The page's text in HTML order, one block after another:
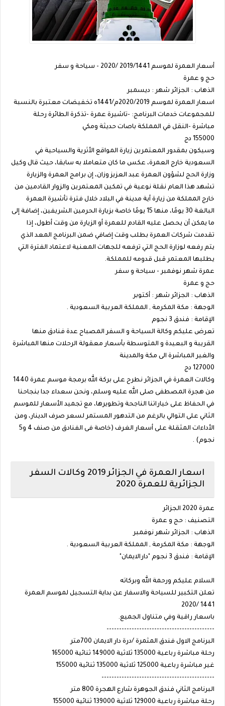
أسعار العمرة لموسم 2019/1441 /2020 - سياحة و سفر
حج و عمرة
الذهاب : الجزائر شهر : ديسمبر
اسعار العمرة لموسم 2020/2019م/1441ه تخفيضات معتبرة بالنسبة
للمجموعات خدمات البرنامج: -تاشيرة عمرة -تذكرة الطائرة رحلة
مباشرة -النقل في المملكة باصات حديثة ومكي
155000 دج
وسيكون بمقدور المعتمرين زيارة المواقع الأثرية والسياحية في
السعودية خارج العمرة، عكس ما كان متعاملا به سابقا، حيث قال وكيل
وزارة الحج لشؤون العمرة عبد العزيز وزان، إن برامج العمرة والزيارة
تشهد هذا العام نقلة نوعية في تمكين المعتمرين والزوار القادمين من
خارج المملكة من زيارة أية مدينة في البلاد خلال فترة تأشيرة العمرة
البالغة 30 يومًا، منها 15 يومًا خاصة بزيارة الحرمين الشريفين، إضافة إلى
ما يمكن أن يحصل عليه القادم للعمرة أو الزيارة من وقت أطول، إذا
تقدمت شركات العمرة بطلب وقت إضافي ضمن البرنامج المعد الذي
يتم رفعه لوزارة الحج التي ترفعه للجهات المعنية لاعتماد الفترة التي
يطلبها المعتمر قبل قدومه للمملكة.
عمرة شهر نوفمبر - سياحة و سفر
حج و عمرة
الذهاب : الجزائر شهر : أكتوبر
الوجهة : مكة المكرمة , المملكة العربية السعودية .
الإقامة : فندق 3 نجوم
تعرض عليكم وكالة السياحة و السفر المصباح عدة فنادق منها
القريبة و البعيدة و المتوسطة بأسعار معقولة الرحلات منها المباشرة
والغير المباشرة الى مكة والمدينة
127000 دج
وكالات العمرة في الجزائر نطرح على بركة الله برمجة موسم عمرة 1440
من هجرة المصطفى صلى الله عليه وسلم، ونحن سعداء جدا بنجاحنا
في الحفاظ على خياراتنا الناجحة وتطويرها، مع تجميد الأسعار للموسم
الثاني على التوالي بالرغم من التدهور المستمر لسعر صرف الدينار، ومن
الأداءات المثقلة على أسعار الغرف (خاصة فى الفنادق من صنف 4 و5
نجوم) .
اسعار العمرة في الجزائر 2019 وكالات السفر
الجزائرية للعمرة 2020
عمرة 2020 الجزائر
التصنيف : حج و عمرة
الذهاب : الجزائر شهر نوفمبر
الوجهة : مكة المكرمة , المملكة العربية السعودية .
الإقامة : فندق 3 نجوم "دارالايمان"
السلام عليكم ورحمة الله وبركاته
تعلن التكبير للسياحة والاسفار عن بداية التسجيل لموسم العمرة
1441 /2020
باسعار راقية وفي متناول الجميع.
-------------------------------------------
البرنامج الاول فندق المثمرة /درة دار الايمان 700متر
رحلة مباشرة رباعية 135000 ثلاثية 149000 ثنائية 165000
غير مباشرة رباعية 125000 ثلاثية 135000 ثنائية 155000
---------------------------------------------
البرنامج الثاني فندق الجوهرة شارع الهجرة 800 متر
رحلة مباشرة رباعية 129000 ثلاثية 139000 ثنائية 155000